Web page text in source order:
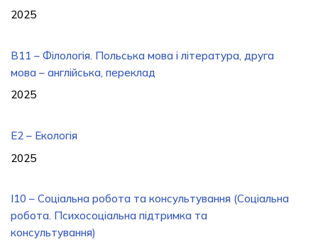
2025
В11 – Філологія. Польська мова і література, друга
мова – англійська, переклад
2025
E2 – Екологія
2025
I10 – Соціальна робота та консультування (Соціальна
робота. Психосоціальна підтримка та
консультування)